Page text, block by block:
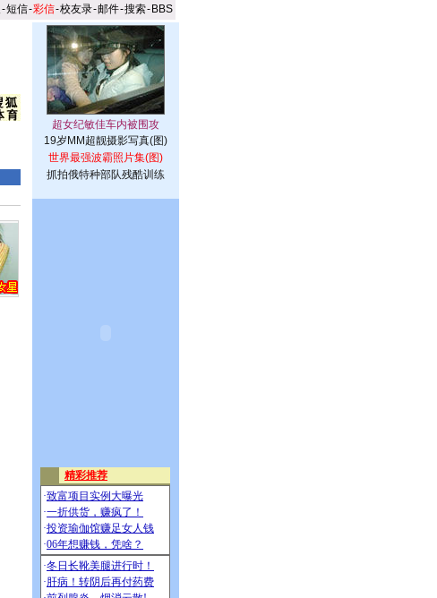
-短信-彩信-校友录-邮件-搜索- BBS
19岁MM超靓摄影写真(图)
世界最强波霸照片集(图)
抓拍俄特种部队残酷训练